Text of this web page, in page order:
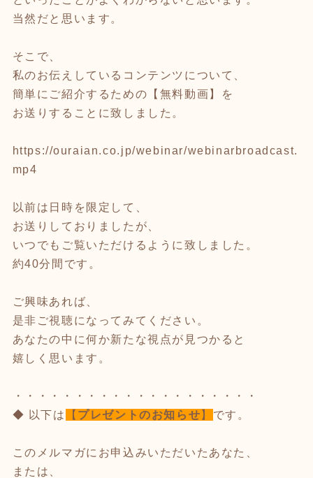
当然だと思います。
そこで、
私のお伝えしているコンテンツについて、
簡単にご紹介するための【無料動画】を
お送りすることに致しました。
https://ouraian.co.jp/webinar/webinarbroadcast.
mp4
以前は日時を限定して、
お送りしておりましたが、
いつでもご覧いただけるように致しました。
約40分間です。
ご興味あれば、
是非ご視聴になってみてください。
あなたの中に何か新たな視点が見つかると
嬉しく思います。
・・・・・・・・・・・・・・・・・・・・
◆ 以下は
【 プレゼントのお知らせ 】 です。
このメルマガにお申込みいただいたあなた、
または、